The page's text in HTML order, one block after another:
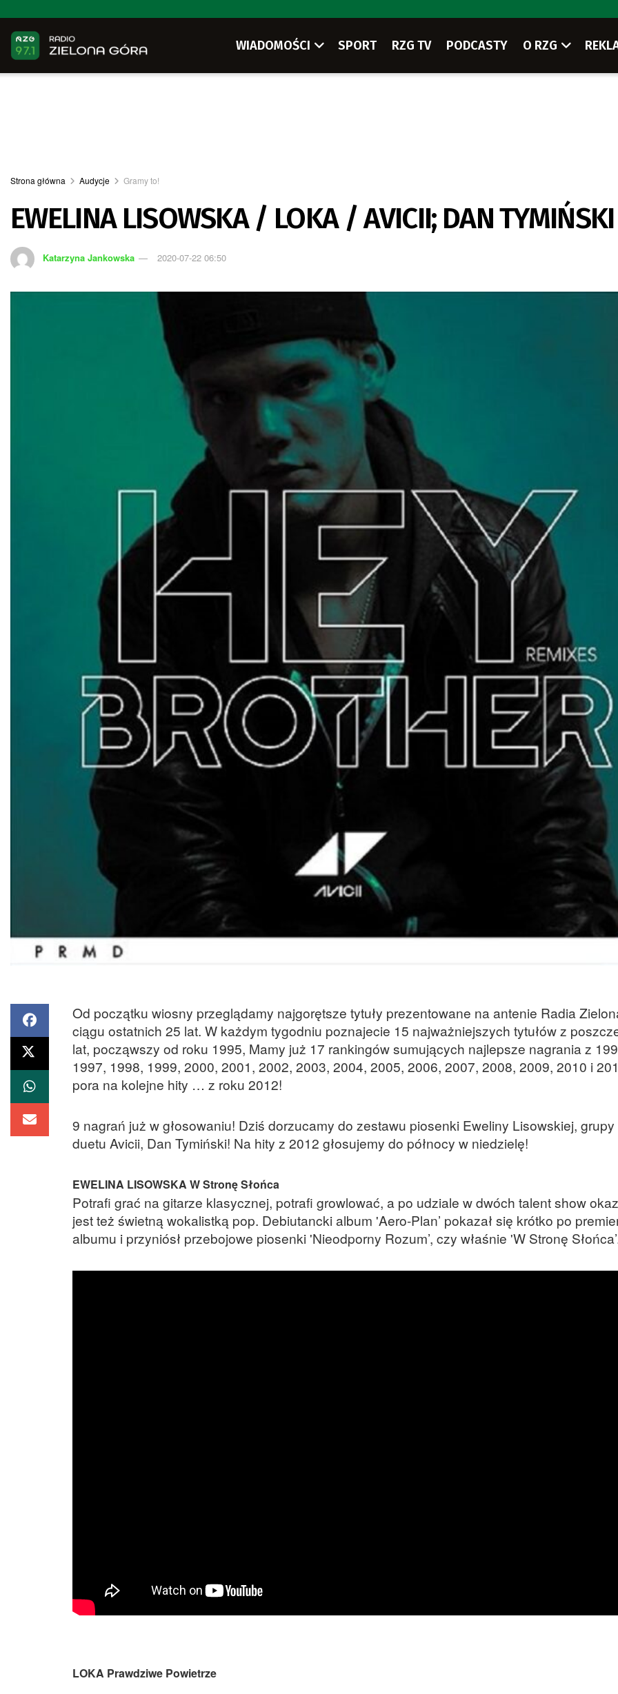
WIADOMOŚCI SPORT RZG TV PODCASTY O RZG
Strona główna Audycje Gramy to!
EWELINA LISOWSKA / LOKA / AVICII; DAN TYMIŃSKI
Katarzyna Jankowska 2020-07-22 06:50
Od początku wiosny przeglądamy najgorętsze tytuły prezentowane na antenie Radia
ciągu ostatnich 25 lat. W każdym tygodniu poznajecie 15 najważniejszych tytułów z
lat, począwszy od roku 1995, Mamy już 17 rankingów sumujących najlepsze nagrania z
1997, 1998, 1999, 2000, 2001, 2002, 2003, 2004, 2005, 2006, 2007, 2008, 2009, 2010 i
pora na kolejne hity … z roku 2012!
9 nagrań już w głosowaniu! Dziś dorzucamy do zestawu piosenki Eweliny Lisowskiej,
duetu Avicii, Dan Tymiński! Na hity z 2012 głosujemy do północy w niedzielę!
EWELINA LISOWSKA W Stronę Słońca
Potrafi grać na gitarze klasycznej, potrafi growlować, a po udziale w dwóch talent show
jest też świetną wokalistką pop. Debiutancki album 'Aero-Plan’ pokazał się krótko po
albumu i przyniósł przebojowe piosenki 'Nieodporny Rozum’, czy właśnie 'W Stronę
LOKA Prawdziwe Powietrze